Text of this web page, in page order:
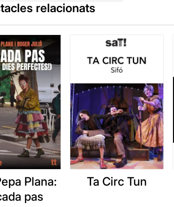
relacionats
Plana:
pas
Ta Circ Tun